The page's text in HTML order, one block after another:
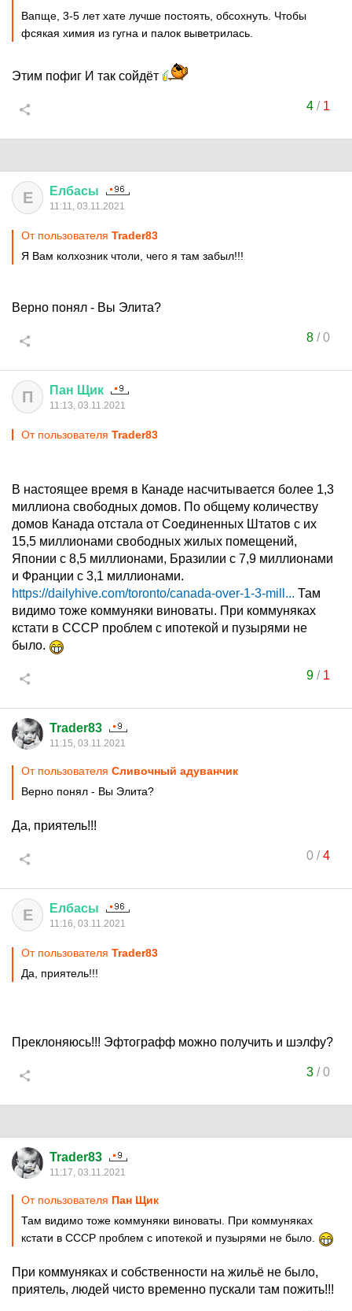
Вапще, 3-5 лет хате лучше постоять, обсохнуть. Чтобы
фсякая химия из гугна и палок выветрилась.
Этим пофиг И так сойдёт
4/ 1
Е Елбасы
11:11, 03.11.2021
От пользователя Trader83
Я Вам колхозник чтоли, чего я там забыл!!!
Верно понял - Вы Элита?
8/0
П Пан Щик
11:13, 03.11.2021
От пользователя Trader83
В настоящее время в Канаде насчитывается более 1,3
миллиона свободных домов. По общему количеству
домов Канада отстала от Соединенных Штатов с их
15,5 миллионами свободных жилых помещений,
Японии с 8,5 миллионами, Бразилии с 7,9 миллионами
и Франции с 3,1 миллионами.
https://dailyhive.com/toronto/canada-over-1-3-mill... Там
видимо тоже коммуняки виноваты. При коммуняках
кстати в СССР проблем с ипотекой и пузырями не
было.
9/ 1
Trader83
11:15, 03.11.2021
От пользователя Сливочный адуванчик
Верно понял - Вы Элита?
Да, приятель!!!
0/4
Е Елбасы
11:16, 03.11.2021
От пользователя Trader83
Да, приятель!!!
Преклоняюсь!!! Эфтографф можно получить и шэлфу?
3/0
Trader83
11:17, 03.11.2021
От пользователя Пан Щик
Там видимо тоже коммуняки виноваты. При коммуняках
кстати в СССР проблем с ипотекой и пузырями не было.
При коммуняках и собственности на жильё не было,
приятель, людей чисто временно пускали там пожить!!!